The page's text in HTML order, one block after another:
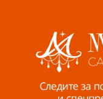
Пенза, ул.